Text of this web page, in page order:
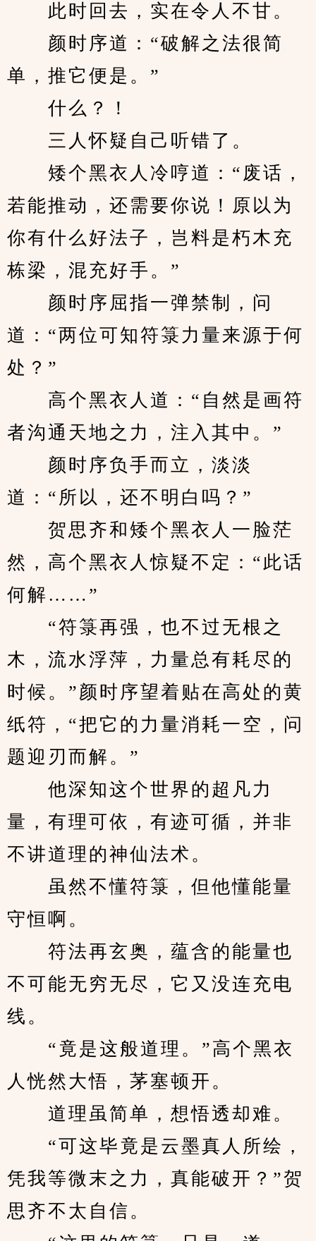
此时回去，实在令人不甘。
颜时序道：“破解之法很简
单，推它便是。”
什么？！
三人怀疑自己听错了。
矮个黑衣人冷哼道：“废话，
若能推动，还需要你说！原以为
你有什么好法子，岂料是朽木充
栋梁，混充好手。”
颜时序屈指一弹禁制，问
道：“两位可知符箓力量来源于何
处？”
高个黑衣人道：“自然是画符
者沟通天地之力，注入其中。”
颜时序负手而立，淡淡
道：“所以，还不明白吗？”
贺思齐和矮个黑衣人一脸茫
然，高个黑衣人惊疑不定：“此话
何解……”
“符箓再强，也不过无根之
木，流水浮萍，力量总有耗尽的
时候。”颜时序望着贴在高处的黄
纸符，“把它的力量消耗一空，问
题迎刃而解。”
他深知这个世界的超凡力
量，有理可依，有迹可循，并非
不讲道理的神仙法术。
虽然不懂符箓，但他懂能量
守恒啊。
符法再玄奥，蕴含的能量也
不可能无穷无尽，它又没连充电
线。
“竟是这般道理。”高个黑衣
人恍然大悟，茅塞顿开。
道理虽简单，想悟透却难。
“可这毕竟是云墨真人所绘，
凭我等微末之力，真能破开？”贺
思齐不太自信。